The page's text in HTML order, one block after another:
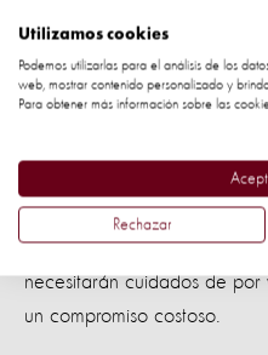
En tercer lugar, encontrar
animales es un desafío
ejemplo, ubicado en un
animales silvestres, de 200
animales silvestres tienen
necesitarán cuidados de
un compromiso costoso.
Utilizamos cookies
Podemos utilizarlas para el análisis de los
web, mostrar contenido personalizado y
Para obtener más información sobre las
Rechazar